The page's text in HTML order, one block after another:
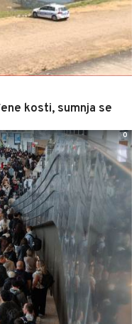
kosti, sumnja se
0